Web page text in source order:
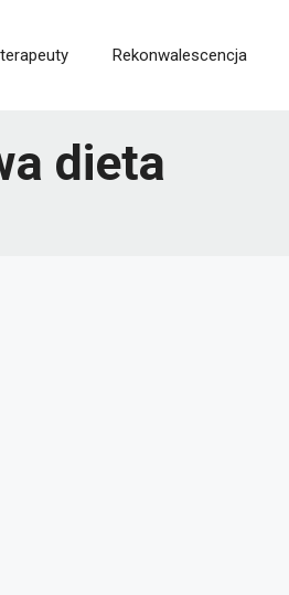
Rekonwalescencja
dieta